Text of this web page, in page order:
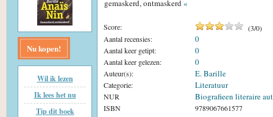
Nu kopen!
Wil ik lezen
Ik lees het nu
Tip dit boek
gemaskerd, ontmaskerd «
Score: (3/0)
Aantal recensies:
0
Aantal keer getipt: 0
Aantal keer gelezen: 0
Auteur(s): E. Barille
Categorie: Literatuur
NUR Biografieen literaire
ISBN 9789067661577